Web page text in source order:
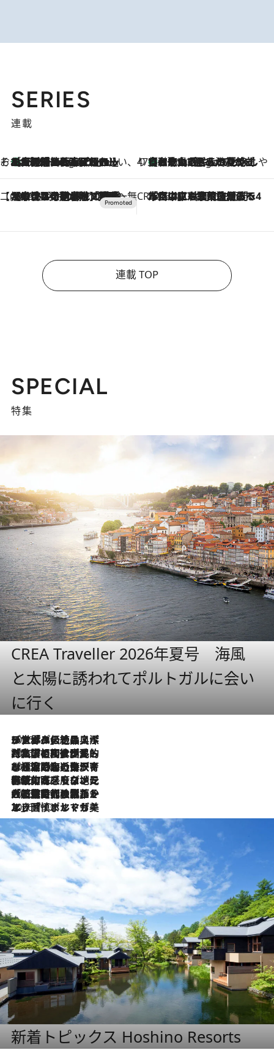
SERIES
連載
そおだよおこの関西おいしい、おやつ紀行9 Hours Ago
［大阪府箕面市］一皿一皿目の前で仕上げられる、料理を巧みに組み込んだアシェットデセールコース「ミチル アシェット デセール（Michiru assiette dessert）」 47都道府県の手みやげ ひんやりスイーツで夏を満喫
9 Hours Ago
【和歌山県】この夏絶対食べたい 冷やしておいしいおやつ3選 みかんがごろっと丸ごと入ったジュレ
【CREA×星野リゾート】唯一無二。癒しと発見が待つ場所へ
2026.8.7
【トンボの足水浴】ヒノキの香りに包まれて涼感マックス！約13℃の湧水かけ流しを避暑地「星野温泉 トンボの湯」で体験 CREA'S CHOICE
2026.8.7
「立川にも歌舞伎があるんだよ」 片岡仁左衛門・市川中車ら豪華座組みで4年目の立川立飛歌舞伎へ
連載 TOP
SPECIAL
特集
CREA Traveller 2026年夏号 海風
と太陽に誘われてポルトガルに会い
に行く
2026.8.8
リスボンの絶品スイーツ「パステル・デ・ナタ」とは？ポルトガル伝統の奥深い世界へ
2026.7.27
「私の祖国はポルトガル語です」国民的詩人フェルナンド・ペソアと、彼が愛した文学の街を歩く
2026.7.26
ポルトガル近海が育む極上の海の幸。キリリと冷えた白ワインと愉しむ、シーフード専門店の贅沢
2026.7.22
伝統の味をモダンに昇華。高感度な地元客が集う、リスボンの最旬ガストロノミー
2026.7.21
大航海時代の栄華から、震災、独裁、そして革命へ。ポルトガル・首都リスボンの石畳に刻まれた「歴史の光と影」
2026.7.13
エッセイ・ヤマザキマリ「慎ましくも美しき国 ポルトガル」
新着トピックス Hoshino Resorts